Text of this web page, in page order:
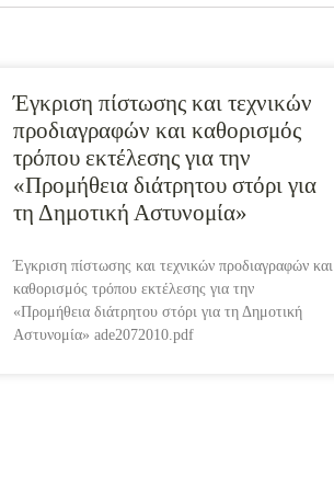
Έγκριση πίστωσης και τεχνικών
προδιαγραφών και καθορισμός
τρόπου εκτέλεσης για την
«Προμήθεια διάτρητου στόρι για
τη Δημοτική Αστυνομία»
Έγκριση πίστωσης και τεχνικών προδιαγραφών και
καθορισμός τρόπου εκτέλεσης για την
«Προμήθεια διάτρητου στόρι για τη Δημοτική
Αστυνομία» ade2072010.pdf